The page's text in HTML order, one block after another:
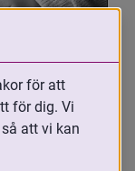
för att
för dig. Vi
att vi kan